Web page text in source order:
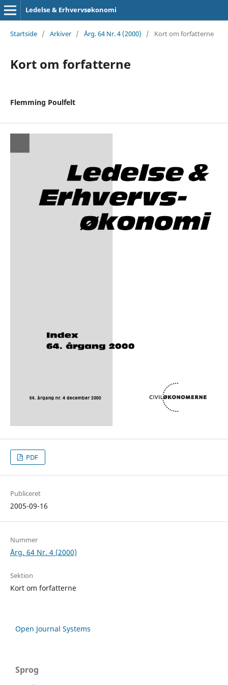
Ledelse & Erhvervsøkonomi
Startside / Arkiver / Årg. 64 Nr. 4 (2000) / Kort om forfatterne
Kort om forfatterne
Flemming Poulfelt
PDF
Publiceret
2005-09-16
Nummer
Årg. 64 Nr. 4 (2000)
Sektion
Kort om forfatterne
Open Journal Systems
Sprog